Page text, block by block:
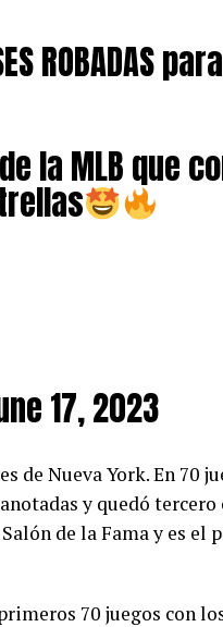
ROBADAS
la MLB que
17, 2023
de Nueva York. En 70
y quedó
de la Fama y es el
70 juegos con